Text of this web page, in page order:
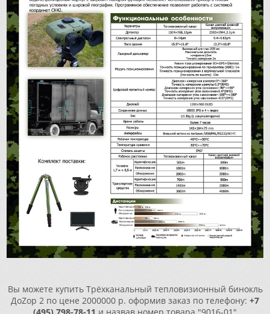
Вы можете купить Трёхканальный тепловизионный бинокль
ДоZор 2 по цене 2000000 р. оформив заказ по телефону: +7